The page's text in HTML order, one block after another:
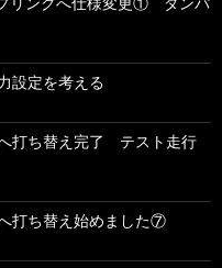
設定を考える
打ち替え完了 テスト走行
打ち替え始めました⑦